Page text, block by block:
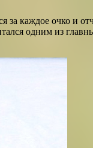
каждое очко и
одним из